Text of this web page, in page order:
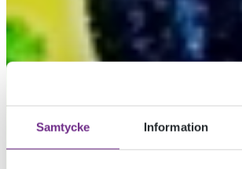
Samtycke Information